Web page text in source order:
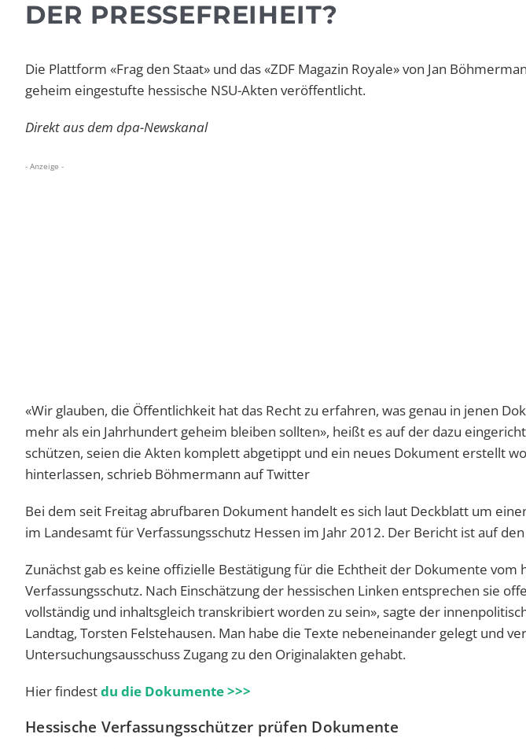
DER PRESSEFREIHEIT?
Die Plattform «Frag den Staat» und das «ZDF Magazin Royale» von Jan
geheim eingestufte hessische NSU-Akten veröffentlicht.
Direkt aus dem dpa-Newskanal
- Anzeige -
«Wir glauben, die Öffentlichkeit hat das Recht zu erfahren, was genau in jenen
mehr als ein Jahrhundert geheim bleiben sollten», heißt es auf der dazu
schützen, seien die Akten komplett abgetippt und ein neues Dokument erstellt
hinterlassen, schrieb Böhmermann auf Twitter
Bei dem seit Freitag abrufbaren Dokument handelt es sich laut Deckblatt um
im Landesamt für Verfassungsschutz Hessen im Jahr 2012. Der Bericht ist auf
Zunächst gab es keine offizielle Bestätigung für die Echtheit der Dokumente
Verfassungsschutz. Nach Einschätzung der hessischen Linken entsprechen sie
vollständig und inhaltsgleich transkribiert worden zu sein», sagte der
Landtag, Torsten Felstehausen. Man habe die Texte nebeneinander gelegt und
Untersuchungsausschuss Zugang zu den Originalakten gehabt.
Hier findestdu die Dokumente >>>
Hessische Verfassungsschützer prüfen Dokumente